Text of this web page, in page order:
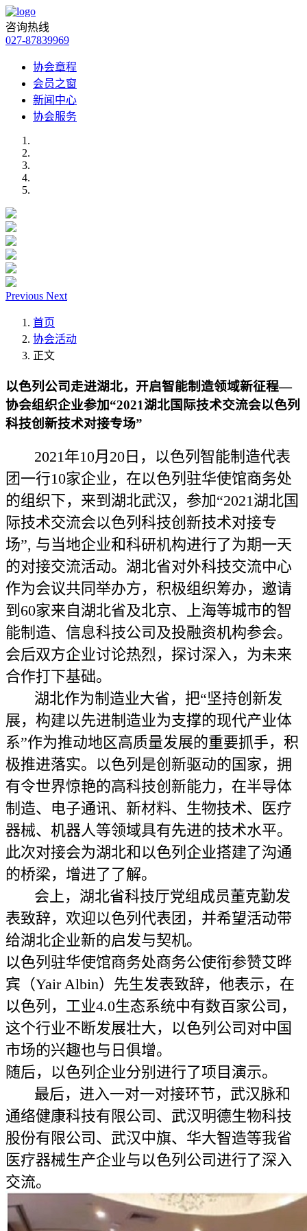
咨询热线
027-87839969
协会章程
会员之窗
新闻中心
协会服务
Previous Next
首页
协会活动
正文
以色列公司走进湖北，开启智能制造领域新征程—
协会组织企业参加“2021湖北国际技术交流会以色列
科技创新技术对接专场”
2021年10月20日，以色列智能制造代表
团一行10家企业，在以色列驻华使馆商务处
的组织下，来到湖北武汉，参加“2021湖北国
际技术交流会以色列科技创新技术对接专
场”, 与当地企业和科研机构进行了为期一天
的对接交流活动。湖北省对外科技交流中心
作为会议共同举办方，积极组织筹办，邀请
到60家来自湖北省及北京、上海等城市的智
能制造、信息科技公司及投融资机构参会。
会后双方企业讨论热烈，探讨深入，为未来
合作打下基础。
湖北作为制造业大省，把“坚持创新发
展，构建以先进制造业为支撑的现代产业体
系”作为推动地区高质量发展的重要抓手，积
极推进落实。以色列是创新驱动的国家，拥
有令世界惊艳的高科技创新能力，在半导体
制造、电子通讯、新材料、生物技术、医疗
器械、机器人等领域具有先进的技术水平。
此次对接会为湖北和以色列企业搭建了沟通
的桥梁，增进了了解。
会上，湖北省科技厅党组成员董克勤发
表致辞，欢迎以色列代表团，并希望活动带
给湖北企业新的启发与契机。
以色列驻华使馆商务处商务公使衔参赞艾晔
宾（Yair Albin）先生发表致辞，他表示，在
以色列，工业4.0生态系统中有数百家公司，
这个行业不断发展壮大，以色列公司对中国
市场的兴趣也与日俱增。
随后，以色列企业分别进行了项目演示。
最后，进入一对一对接环节，武汉脉和
通络健康科技有限公司、武汉明德生物科技
股份有限公司、武汉中旗、华大智造等我省
医疗器械生产企业与以色列公司进行了深入
交流。